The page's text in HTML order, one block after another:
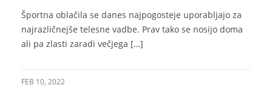
Športna oblačila se danes najpogosteje uporabljajo za
najrazličnejše telesne vadbe. Prav tako se nosijo doma
ali pa zlasti zaradi večjega […]
FEB 10, 2022